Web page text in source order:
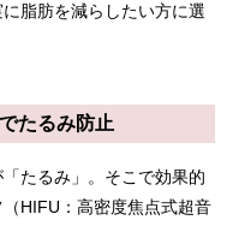
脂肪を減らしたい方に選
たるみ防止
たるみ」。そこで効果的
HIFU：高密度焦点式超音